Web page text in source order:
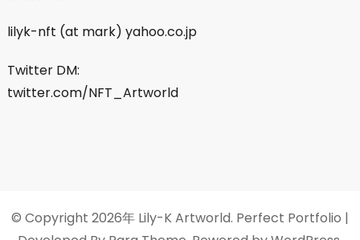
lilyk-nft (at mark) yahoo.co.jp
Twitter DM:
twitter.com/NFT_Artworld
© Copyright 2026年 Lily-K Artworld. Perfect Portfolio |